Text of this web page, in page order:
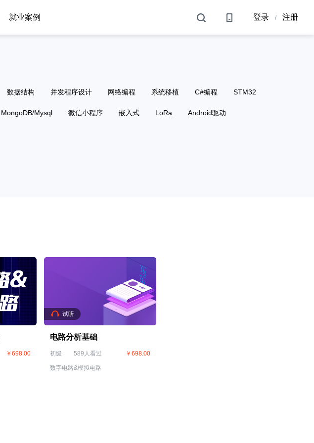
就业案例 登录 / 注册
数据结构 并发程序设计 网络编程 系统移植 C#编程 STM32
MongoDB/Mysql 微信小程序 嵌入式 LoRa Android驱动
￥698.00
试听
电路分析基础
初级 589人看过 ￥698.00
数字电路&模拟电路